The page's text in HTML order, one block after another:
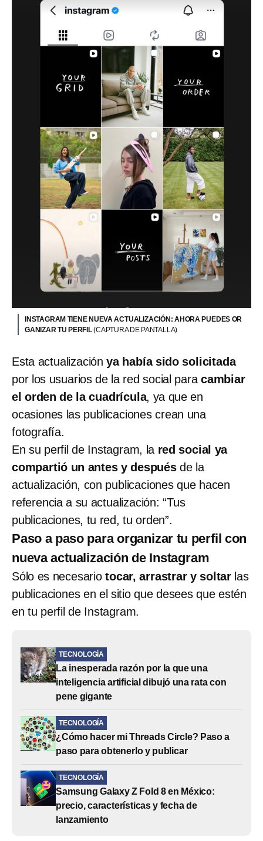
INSTAGRAM TIENE NUEVA ACTUALIZACIÓN: AHORA PUEDES OR
GANIZAR TU PERFIL(CAPTURA DE PANTALLA)
Esta actualizaciónya había sido solicitada
por los usuarios de la red social para cambiar
el orden de la cuadrícula, ya que en
ocasiones las publicaciones crean una
fotografía.
En su perfil de Instagram, la red social ya
compartió un antes y despuésde la
actualización, con publicaciones que hacen
referencia a su actualización: “Tus
publicaciones, tu red, tu orden”.
Paso a paso para organizar tu perfil con
nueva actualización de Instagram
Sólo es necesariotocar, arrastrar y soltar las
publicaciones en el sitio que desees que estén
en tu perfil de Instagram.
TECNOLOGÍA
La inesperada razón por la que una
inteligencia artificial dibujó una rata con
pene gigante
TECNOLOGÍA
¿Cómo hacer mi Threads Circle? Paso a
paso para obtenerlo y publicar
TECNOLOGÍA
Samsung Galaxy Z Fold 8 en México:
precio, características y fecha de
lanzamiento